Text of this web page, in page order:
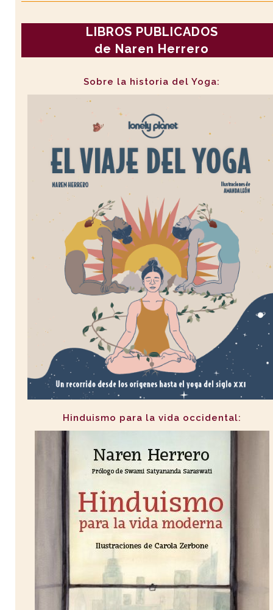
LIBROS PUBLICADOS
de Naren Herrero
Sobre la historia del Yoga:
Hinduismo para la vida occidental: